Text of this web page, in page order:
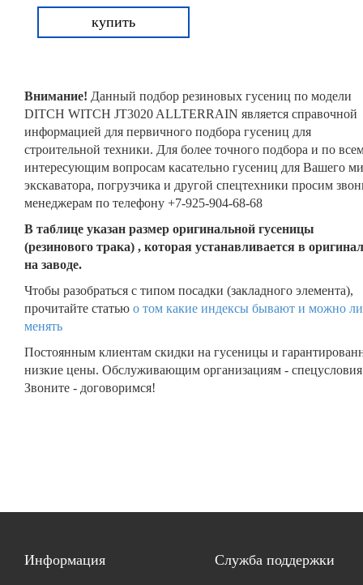
купить
Внимание! Данный подбор резиновых гусениц по модели
DITCH WITCH JT3020 ALLTERRAIN является справочной
информацией для первичного подбора гусениц для
строительной техники. Для более точного подбора и по
интересующим вопросам касательно гусениц для Вашего
экскаватора, погрузчика и другой спецтехники просим
менеджерам по телефону +7-925-904-68-68
В таблице указан размер оригинальной гусеницы
(резинового трака) , которая устанавливается в
на заводе.
Чтобы разобраться с типом посадки (закладного элемента),
прочитайте статью о том какие индексы бывают и можно
менять
Постоянным клиентам скидки на гусеницы и
низкие цены. Обслуживающим организациям -
Звоните - договоримся!
Информация Служба поддержки